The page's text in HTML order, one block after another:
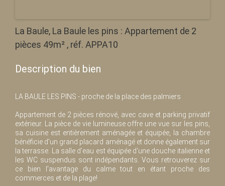
La Baule, La Baule les pins : Appartement de 2
pièces 49m² , réf. APPA10
Description du bien
LA BAULE LES PINS - proche de la place des palmiers
Appartement de 2 pièces rénové, avec cave et parking privatif
extérieur. La pièce de vie lumineuse offre une vue sur les pins,
sa cuisine est entièrement aménagée et équipée, la chambre
bénéficie d'un grand placard aménagé et donne également sur
la terrasse. La salle d'eau est équipée d'une douche italienne et
les WC suspendus sont indépendants. Vous retrouverez sur
ce bien l'avantage du calme tout en étant proche des
commerces et de la plage!